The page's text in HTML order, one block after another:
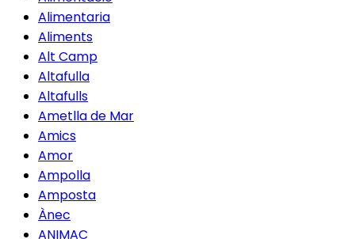
Alimentaria
Aliments
Alt Camp
Altafulla
Altafulls
Ametlla de Mar
Amics
Amor
Ampolla
Amposta
Ànec
ANIMAC